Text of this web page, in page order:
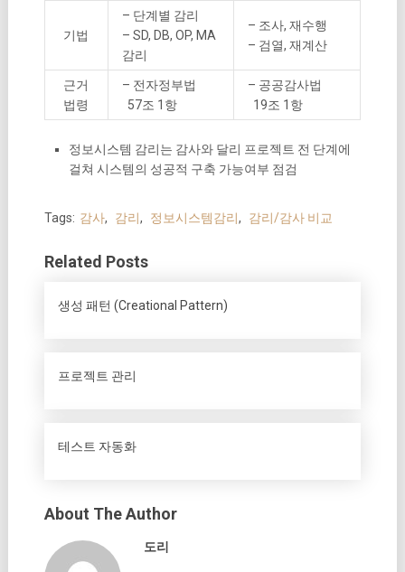
기법
– 단계별 감리
– SD, DB, OP, MA
감리
– 조사, 재수행
– 검열, 재계산
근거
법령
– 전자정부법
57조 1항
– 공공감사법
19조 1항
정보시스템 감리는 감사와 달리 프로젝트 전 단계에
걸쳐 시스템의 성공적 구축 가능여부 점검
Tags: 감사, 감리, 정보시스템감리, 감리/감사 비교
Related Posts
생성 패턴 (Creational Pattern)
프로젝트 관리
테스트 자동화
About The Author
도리